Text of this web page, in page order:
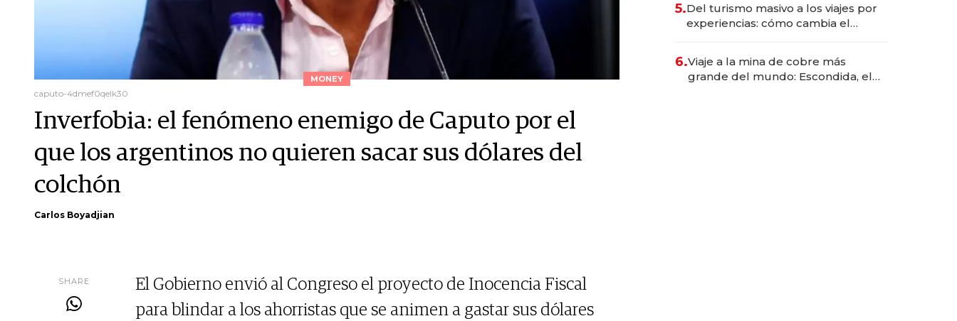
MONEY
caputo-4dmef0qelk30
Inverfobia: el fenómeno enemigo de Caputo por el
que los argentinos no quieren sacar sus dólares del
colchón
Carlos Boyadjian
SHARE
El Gobierno envió al Congreso el proyecto de Inocencia Fiscal
para blindar a los ahorristas que se animen a gastar sus dólares
transformadoras
5.Del turismo masivo a los viajes por
experiencias: cómo cambia el
6.Viaje a la mina de cobre más
grande del mundo: Escondida, el